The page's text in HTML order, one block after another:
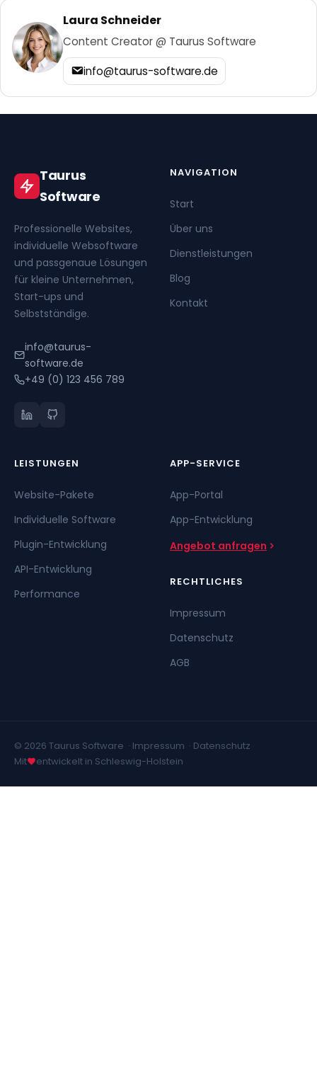
Laura Schneider
Content Creator @ Taurus Software
info@taurus-software.de
Taurus
Software
Professionelle Websites,
individuelle Websoftware
und passgenaue Lösungen
für kleine Unternehmen,
Start-ups und
Selbstständige.
info@taurus-
software.de
+49 (0) 123 456 789
NAVIGATION
Start
Über uns
Dienstleistungen
Blog
Kontakt
LEISTUNGEN
Website-Pakete
Individuelle Software
Plugin-Entwicklung
API-Entwicklung
Performance
APP-SERVICE
App-Portal
App-Entwicklung
Angebot anfragen
RECHTLICHES
Impressum
Datenschutz
AGB
© 2026 Taurus Software · Impressum · Datenschutz
Mit
entwickelt in Schleswig-Holstein